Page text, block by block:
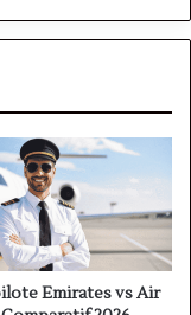
Emirates vs Air